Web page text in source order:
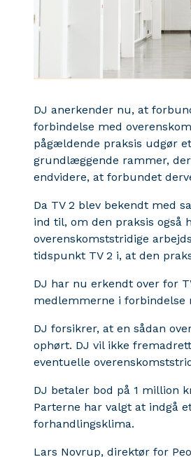
DJ anerkender nu, at
forbindelse med
pågældende praksis udgør
grundlæggende rammer,
endvidere, at forbundet
Da TV 2 blev bekendt med
ind til, om den praksis også
overenskomststridige
tidspunkt TV 2 i, at den
DJ har nu erkendt over for
medlemmerne i forbindelse
DJ forsikrer, at en sådan
ophørt. DJ vil ikke
eventuelle
DJ betaler bod på 1 million
Parterne har valgt at indgå
forhandlingsklima.
Lars Novrup, direktør for